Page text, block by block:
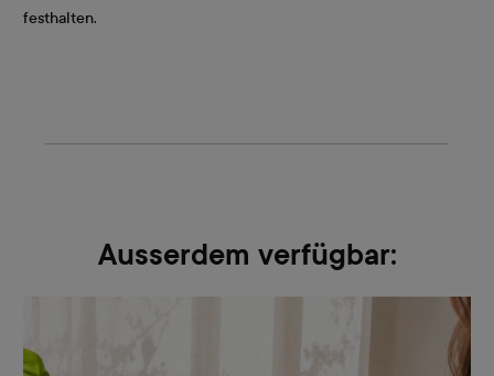
festhalten.
Ausserdem verfügbar: